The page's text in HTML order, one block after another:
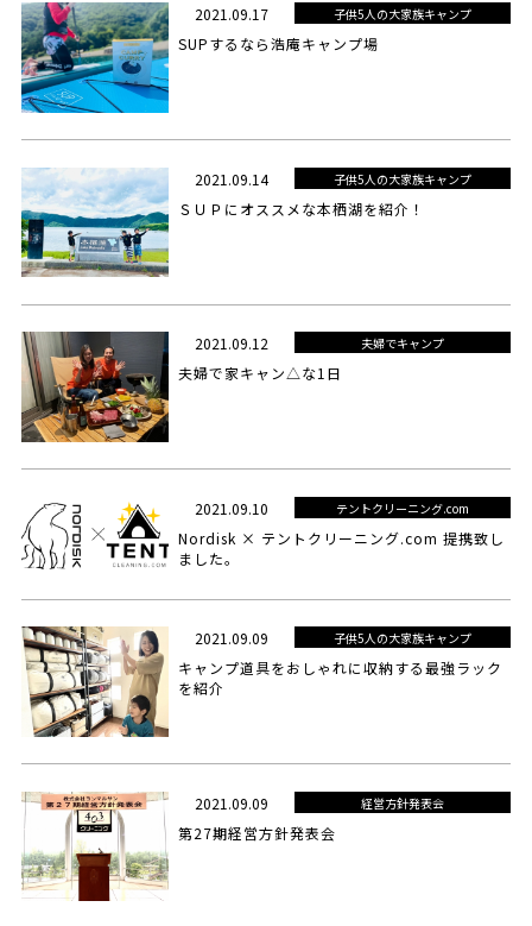
2021.09.17 子供5人の大家族キャンプ
SUPするなら浩庵キャンプ場
2021.09.14 子供5人の大家族キャンプ
ＳＵＰにオススメな本栖湖を紹介！
2021.09.12 夫婦でキャンプ
夫婦で家キャン△な1日
2021.09.10 テントクリーニング.com
Nordisk × テントクリーニング.com 提携致し
ました。
2021.09.09 子供5人の大家族キャンプ
キャンプ道具をおしゃれに収納する最強ラック
を紹介
2021.09.09 経営方針発表会
第27期経営方針発表会